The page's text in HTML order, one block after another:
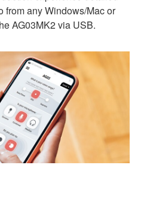
from any Windows/Mac or
AG03MK2 via USB.